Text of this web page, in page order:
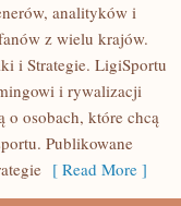
analityków i
z wielu krajów.
i Strategie. LigiSportu
i rywalizacji
o osobach, które chcą
Publikowane
[ Read More ]